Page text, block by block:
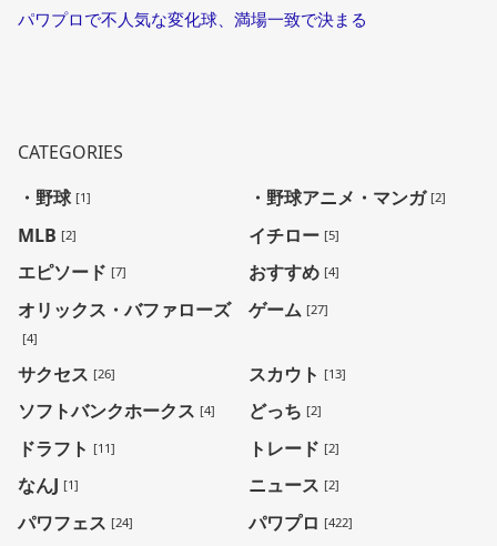
パワプロで不人気な変化球、満場一致で決まる
CATEGORIES
・野球 [1] ・野球アニメ・マンガ [2]
MLB [2] イチロー [5]
エピソード [7] おすすめ [4]
オリックス・バファローズ
[4]
ゲーム [27]
サクセス [26] スカウト [13]
ソフトバンクホークス [4] どっち [2]
ドラフト [11] トレード [2]
なんJ [1] ニュース [2]
パワフェス [24] パワプロ [422]